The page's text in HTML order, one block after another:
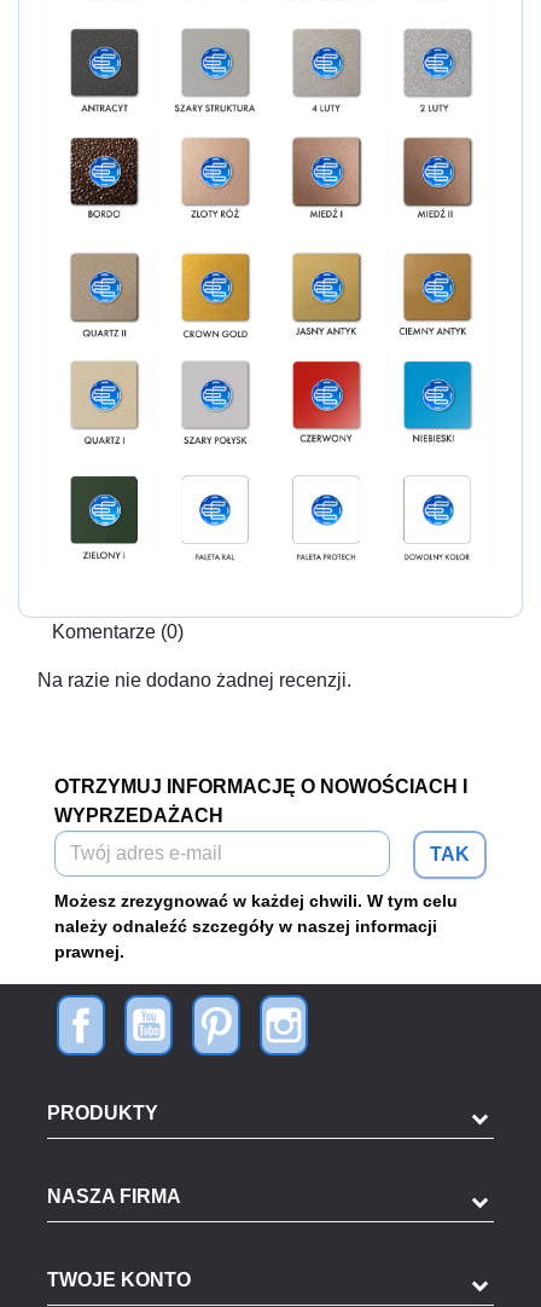
Komentarze (0)
Na razie nie dodano żadnej recenzji.
OTRZYMUJ INFORMACJĘ O NOWOŚCIACH I
WYPRZEDAŻACH
TAK
Możesz zrezygnować w każdej chwili. W tym celu
należy odnaleźć szczegóły w naszej informacji
prawnej.
PRODUKTY
NASZA FIRMA
TWOJE KONTO